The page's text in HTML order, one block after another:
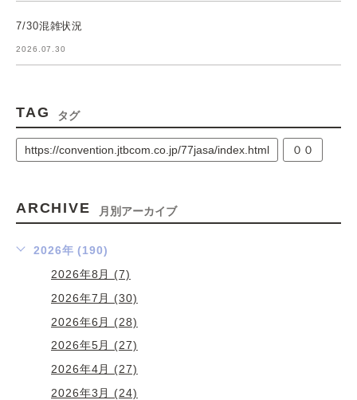
7/30混雑状況
2026.07.30
TAG タグ
https://convention.jtbcom.co.jp/77jasa/index.html ００
ARCHIVE 月別アーカイブ
2026年 (190)
2026年8月 (7)
2026年7月 (30)
2026年6月 (28)
2026年5月 (27)
2026年4月 (27)
2026年3月 (24)